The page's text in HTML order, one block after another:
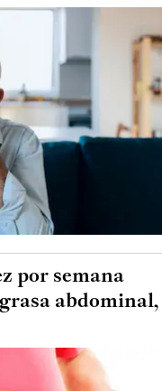
por semana
abdominal,